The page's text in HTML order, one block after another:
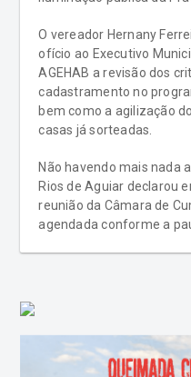
O vereador Hernany
ofício ao Executivo
AGEHAB a revisão dos
cadastramento no
bem como a agilização
casas já sorteadas.
Não havendo mais nada
Rios de Aguiar declarou
reunião da Câmara de
agendada conforme a